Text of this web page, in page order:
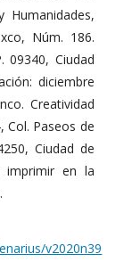
Humanidades,
Núm. 186.
09340, Ciudad
diciembre
Creatividad
Col. Paseos de
Ciudad de
imprimir en la
v2020n39